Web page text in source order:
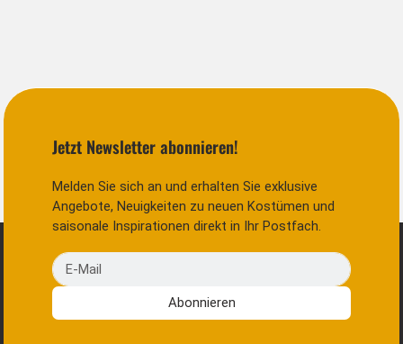
Jetzt Newsletter abonnieren!
Melden Sie sich an und erhalten Sie exklusive
Angebote, Neuigkeiten zu neuen Kostümen und
saisonale Inspirationen direkt in Ihr Postfach.
E-Mail
Abonnieren